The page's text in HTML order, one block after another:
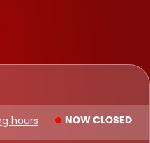
hours NOW CLOSED